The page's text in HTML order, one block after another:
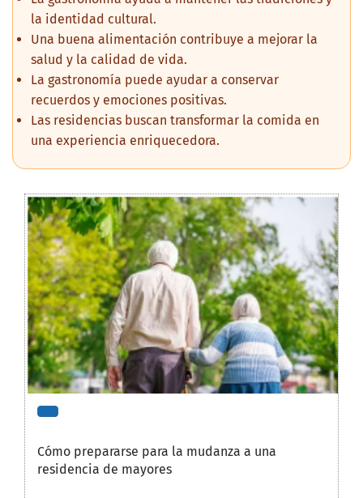
la identidad cultural.
Una buena alimentación contribuye a mejorar la
salud y la calidad de vida.
La gastronomía puede ayudar a conservar
recuerdos y emociones positivas.
Las residencias buscan transformar la comida en
una experiencia enriquecedora.
Cómo prepararse para la mudanza a una
residencia de mayores